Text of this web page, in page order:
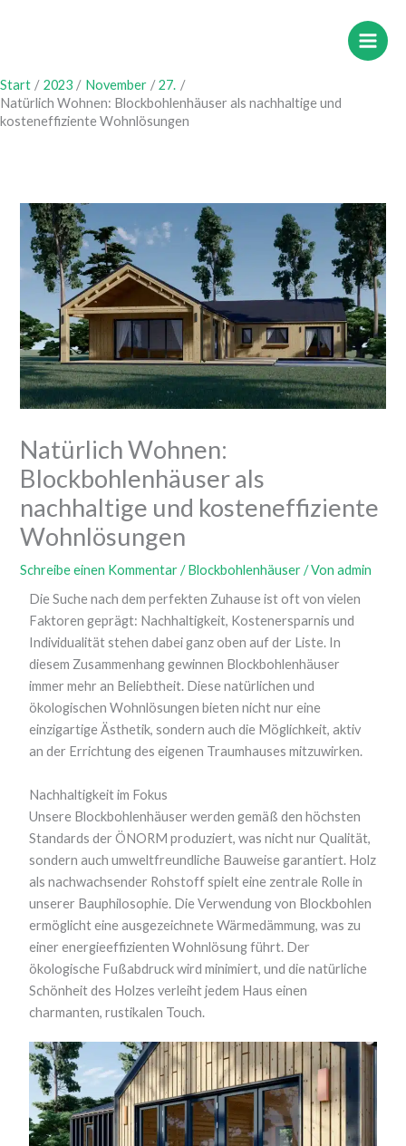
Start 2023 November
27.
Natürlich Wohnen: Blockbohlenhäuser als nachhaltige und
kosteneffiziente Wohnlösungen
Natürlich Wohnen:
Blockbohlenhäuser als
nachhaltige und kosteneffiziente
Wohnlösungen
Schreibe einen Kommentar /Blockbohlenhäuser/ Vonadmin
Die Suche nach dem perfekten Zuhause ist oft von vielen
Faktoren geprägt: Nachhaltigkeit, Kostenersparnis und
Individualität stehen dabei ganz oben auf der Liste. In
diesem Zusammenhang gewinnen Blockbohlenhäuser
immer mehr an Beliebtheit. Diese natürlichen und
ökologischen Wohnlösungen bieten nicht nur eine
einzigartige Ästhetik, sondern auch die Möglichkeit, aktiv
an der Errichtung des eigenen Traumhauses mitzuwirken.
Nachhaltigkeit im Fokus
Unsere Blockbohlenhäuser werden gemäß den höchsten
Standards der ÖNORM produziert, was nicht nur Qualität,
sondern auch umweltfreundliche Bauweise garantiert. Holz
als nachwachsender Rohstoff spielt eine zentrale Rolle in
unserer Bauphilosophie. Die Verwendung von Blockbohlen
ermöglicht eine ausgezeichnete Wärmedämmung, was zu
einer energieeffizienten Wohnlösung führt. Der
ökologische Fußabdruck wird minimiert, und die natürliche
Schönheit des Holzes verleiht jedem Haus einen
charmanten, rustikalen Touch.